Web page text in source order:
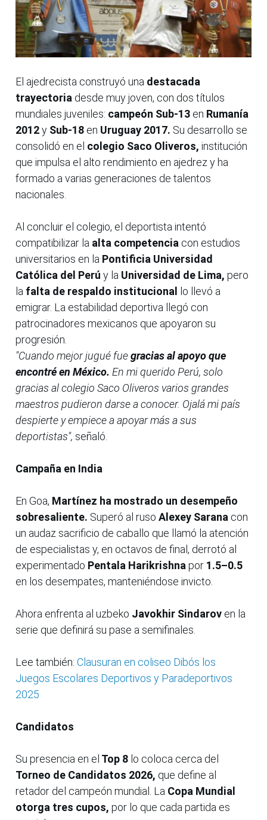
El ajedrecista construyó una destacada
trayectoria desde muy joven, con dos títulos
mundiales juveniles: campeón Sub-13 en Rumanía
2012y Sub-18 en Uruguay 2017. Su desarrollo se
consolidó en el colegio Saco Oliveros, institución
que impulsa el alto rendimiento en ajedrez y ha
formado a varias generaciones de talentos
nacionales.
Al concluir el colegio, el deportista intentó
compatibilizar la alta competencia con estudios
universitarios en la Pontificia Universidad
Católica del Perú y la Universidad de Lima, pero
la falta de respaldo institucional
lo llevó a
emigrar. La estabilidad deportiva llegó con
patrocinadores mexicanos que apoyaron su
progresión.
"Cuando mejor jugué fuegracias al apoyo que
encontré en México. En mi querido Perú, solo
gracias al colegio Saco Oliveros varios grandes
maestros pudieron darse a conocer. Ojalá mi país
despierte y empiece a apoyar más a sus
deportistas", señaló.
Campaña en India
En Goa, Martínez ha mostrado un desempeño
sobresaliente. Superó al ruso Alexey Sarana con
un audaz sacrificio de caballo que llamó la atención
de especialistas y, en octavos de final, derrotó al
experimentado Pentala Harikrishna por 1.5–0.5
en los desempates, manteniéndose invicto.
Ahora enfrenta al uzbeko Javokhir Sindarov en la
serie que definirá su pase a semifinales.
Lee también: Clausuran en coliseo Dibós los
Juegos Escolares Deportivos y Paradeportivos
2025
Candidatos
Su presencia en el Top 8 lo coloca cerca del
Torneo de Candidatos 2026, que define al
retador del campeón mundial. La Copa Mundial
otorga tres cupos, por lo que cada partida es